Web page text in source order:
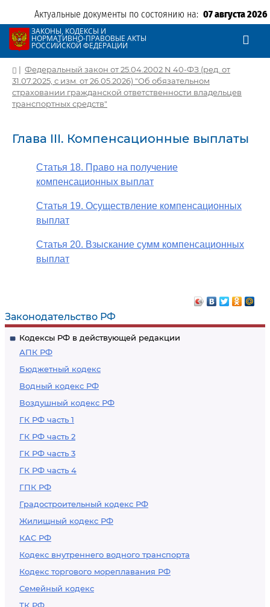
Актуальные документы по состоянию на: 07 августа 2026
ЗАКОНЫ, КОДЕКСЫ И
НОРМАТИВНО-ПРАВОВЫЕ АКТЫ
РОССИЙСКОЙ ФЕДЕРАЦИИ
Законодательство РФ
Кодексы РФ в действующей редакции
АПК РФ
Бюджетный кодекс
Водный кодекс РФ
Воздушный кодекс РФ
ГК РФ часть 1
ГК РФ часть 2
ГК РФ часть 3
ГК РФ часть 4
ГПК РФ
Градостроительный кодекс РФ
Жилищный кодекс РФ
КАС РФ
Кодекс внутреннего водного транспорта
Кодекс торгового мореплавания РФ
Семейный кодекс
| Федеральный закон от 25.04.2002 N 40-ФЗ (ред. от
31.07.2025, с изм. от 26.05.2026) "Об обязательном
страховании гражданской ответственности владельцев
транспортных средств"
Глава III. Компенсационные выплаты
Статья 18. Право на получение
компенсационных выплат
Статья 19. Осуществление компенсационных
выплат
Статья 20. Взыскание сумм компенсационных
выплат